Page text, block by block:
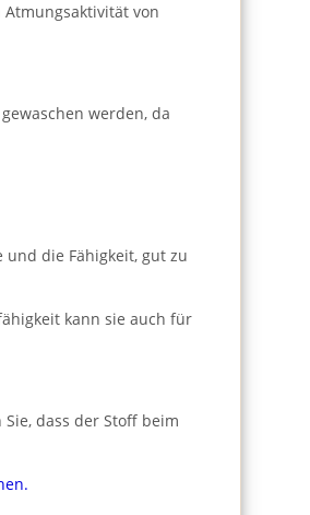
von
werden, da
die Fähigkeit, gut zu
kann sie auch für
dass der Stoff beim